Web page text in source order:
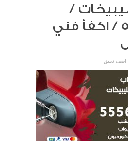
/
55566392 / اكفأ فني
اضف تعليق